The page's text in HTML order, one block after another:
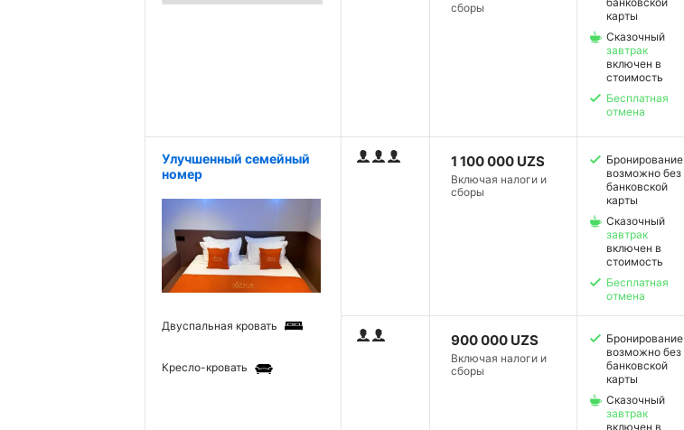
сборы
карты
Сказочный
завтрак
включен в
стоимость
Бесплатная
отмена
Улучшенный семейный
номер
Двуспальная кровать
Кресло-кровать
1 100 000 UZS
Включая налоги и
сборы
900 000 UZS
Включая налоги и
сборы
Бронирование
возможно без
банковской
карты
Сказочный
завтрак
включен в
стоимость
Бесплатная
отмена
Бронирование
возможно без
банковской
карты
Сказочный
завтрак
включен в